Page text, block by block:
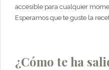
accesible para cualquier
Esperamos que te guste la
¿Cómo te ha